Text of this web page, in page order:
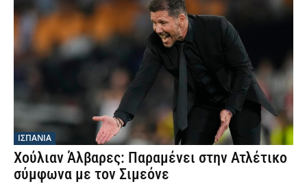
ΙΣΠΑΝΙΑ
Χούλιαν Άλβαρες: Παραμένει στην Ατλέτικο
σύμφωνα με τον Σιμεόνε